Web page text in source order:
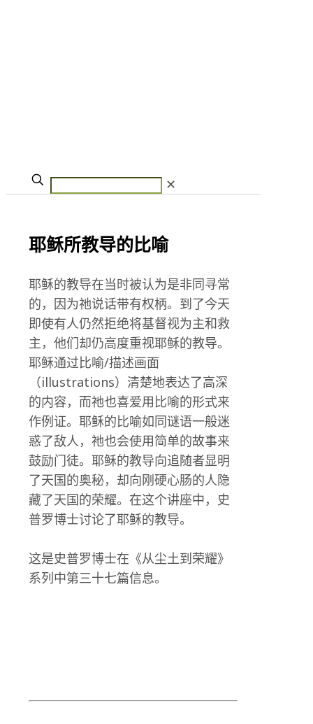
✕
耶稣所教导的比喻
耶稣的教导在当时被认为是非同寻常
的，因为祂说话带有权柄。到了今天
即使有人仍然拒绝将基督视为主和救
主，他们却仍高度重视耶稣的教导。
耶稣通过比喻/描述画面
（illustrations）清楚地表达了高深
的内容，而祂也喜爱用比喻的形式来
作例证。耶稣的比喻如同谜语一般迷
惑了敌人，祂也会使用简单的故事来
鼓励门徒。耶稣的教导向追随者显明
了天国的奥秘，却向刚硬心肠的人隐
藏了天国的荣耀。在这个讲座中，史
普罗博士讨论了耶稣的教导。
这是史普罗博士在《从尘土到荣耀》
系列中第三十七篇信息。